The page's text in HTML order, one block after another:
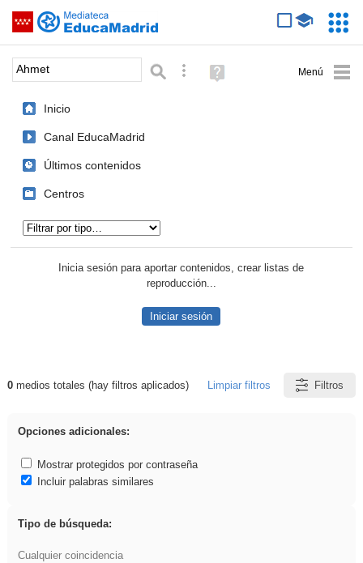
Saltar navegación
Palabra o frase: Búsqueda avanzada
Ayuda
(en
Inicio
Canal EducaMadrid
Últimos contenidos
Centros
Inicia sesión para aportar contenidos, crear listas de
reproducción...
Iniciar sesión
Resultados de: Ahmet
0medios totales (hay filtros aplicados) Limpiar filtros Filtros
Opciones adicionales:
Mostrar protegidos por contraseña
Incluir palabras similares
Tipo de búsqueda:
Cualquier coincidencia